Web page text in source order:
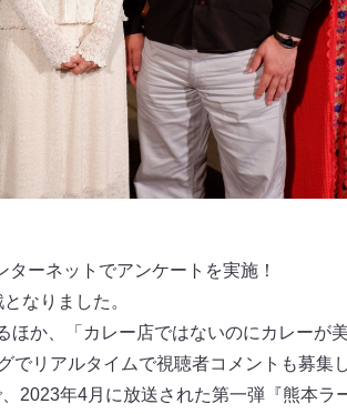
ーネットでアンケートを実施！
なりました。
か、「カレー店ではないのにカレーが
リアルタイムで視聴者コメントも募集し
2023年4月に放送された第一弾『熊本ラ